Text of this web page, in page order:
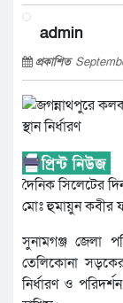
admin
প্রকাশিত
দৈনিক সিলেটের
মোঃ হুমায়ুন কবীর
সুনামগঞ্জ জেলা
তেলিকোনা সড়কের
নির্ধারণ ও